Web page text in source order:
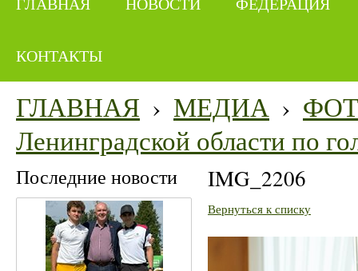
КОНТАКТЫ
ГЛАВНАЯ › МЕДИА ›
Ленинградской области по
Последние новости IMG_2206
Вернуться к списку